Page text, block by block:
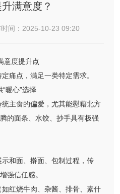
满意度？
间：2025-10-23 09:20
意度提升点
痛点，满足一类特定需求。
暖心”选择
主食的偏爱，尤其能慰藉北方
的面条、水饺、抄手具有极强
和面、擀面、包制过程，传
强信任感。
红烧牛肉、杂酱、排骨、素什